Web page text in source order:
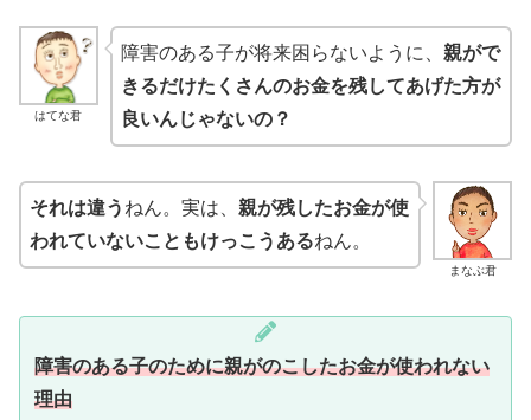
はてな君
障害のある子が将来困らないように、 親がで
きるだけたくさんのお金を残してあげた方が
良いんじゃないの？
まなぶ君
それは違う ねん。実は、 親が残したお金が使
われていないこともけっこうあるねん。
障害のある子のために親がのこしたお金が使われない
理由